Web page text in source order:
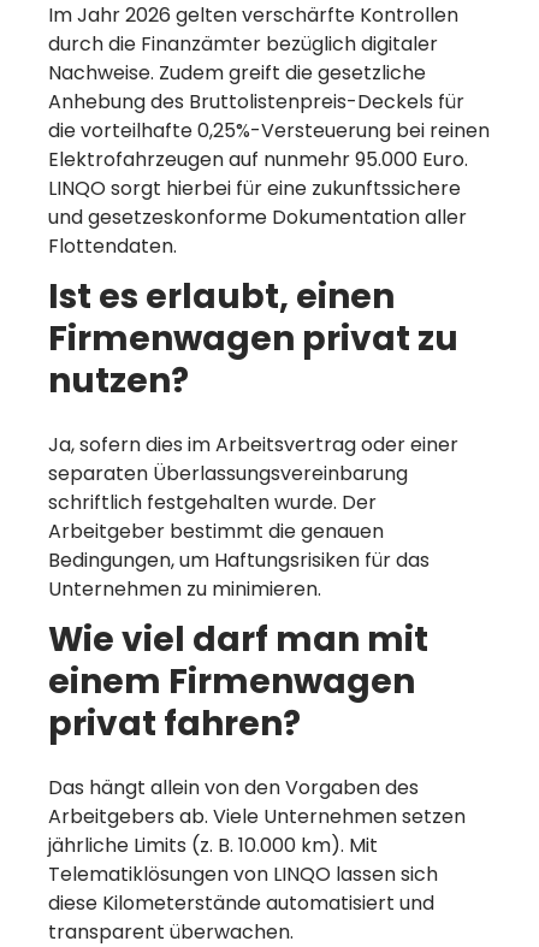
Im Jahr 2026 gelten verschärfte Kontrollen
durch die Finanzämter bezüglich digitaler
Nachweise. Zudem greift die gesetzliche
Anhebung des Bruttolistenpreis-Deckels für
die vorteilhafte 0,25%-Versteuerung bei reinen
Elektrofahrzeugen auf nunmehr 95.000 Euro.
LINQO sorgt hierbei für eine zukunftssichere
und gesetzeskonforme Dokumentation aller
Flottendaten.
Ist es erlaubt, einen
Firmenwagen privat zu
nutzen?
Ja, sofern dies im Arbeitsvertrag oder einer
separaten Überlassungsvereinbarung
schriftlich festgehalten wurde. Der
Arbeitgeber bestimmt die genauen
Bedingungen, um Haftungsrisiken für das
Unternehmen zu minimieren.
Wie viel darf man mit
einem Firmenwagen
privat fahren?
Das hängt allein von den Vorgaben des
Arbeitgebers ab. Viele Unternehmen setzen
jährliche Limits (z. B. 10.000 km). Mit
Telematiklösungen von LINQO lassen sich
diese Kilometerstände automatisiert und
transparent überwachen.